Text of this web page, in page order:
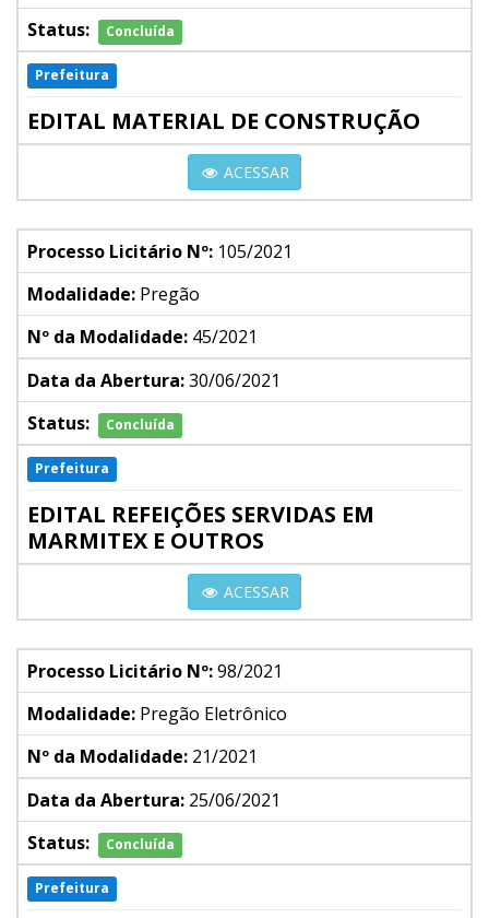
Status:
Concluída
Prefeitura
EDITAL MATERIAL DE CONSTRUÇÃO
ACESSAR
Processo Licitário Nº: 105/2021
Modalidade: Pregão
Nº da Modalidade: 45/2021
Data da Abertura:30/06/2021
Status:
Concluída
Prefeitura
EDITAL REFEIÇÕES SERVIDAS EM
MARMITEX E OUTROS
ACESSAR
Processo Licitário Nº:98/2021
Modalidade: Pregão Eletrônico
Nº da Modalidade: 21/2021
Data da Abertura: 25/06/2021
Status:
Concluída
Prefeitura